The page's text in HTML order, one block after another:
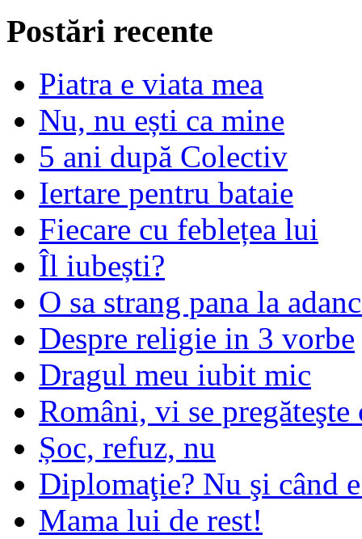
Postări recente
Piatra e viata mea
Nu, nu ești ca mine
5 ani după Colectiv
Iertare pentru bataie
Fiecare cu feblețea lui
Îl iubești?
O sa strang pana la
Despre religie in 3 vorbe
Dragul meu iubit mic
Români, vi se pregăteşte
Șoc, refuz, nu
Diplomaţie? Nu şi când
Mama lui de rest!